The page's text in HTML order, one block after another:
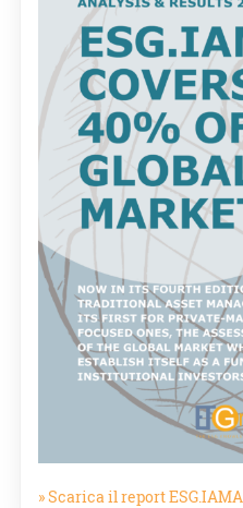
» Scarica il report ESG.IAMA